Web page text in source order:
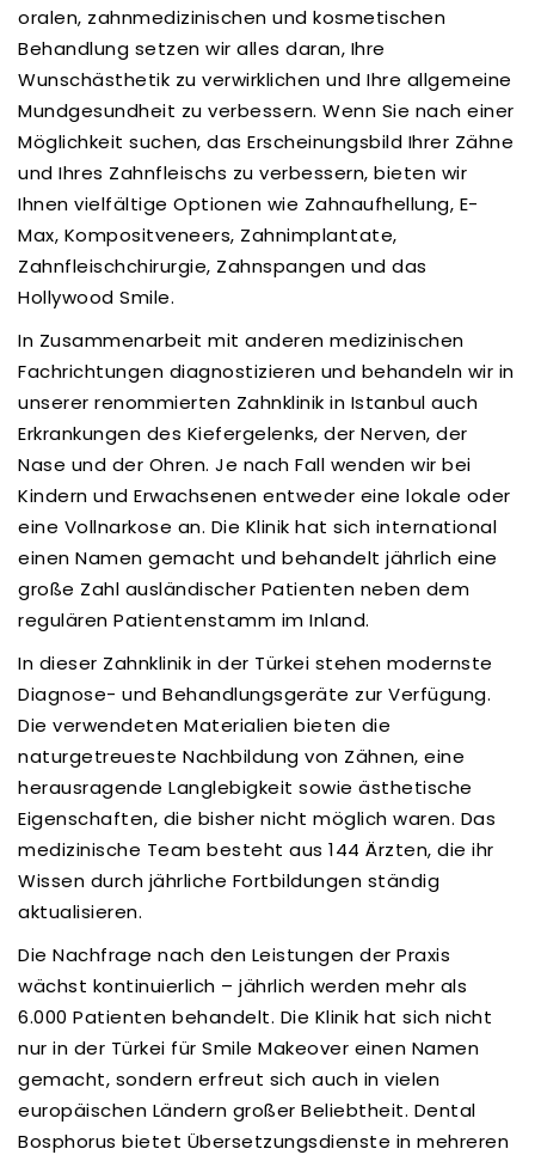
oralen, zahnmedizinischen und kosmetischen
Behandlung setzen wir alles daran, Ihre
Wunschästhetik zu verwirklichen und Ihre allgemeine
Mundgesundheit zu verbessern. Wenn Sie nach einer
Möglichkeit suchen, das Erscheinungsbild Ihrer Zähne
und Ihres Zahnfleischs zu verbessern, bieten wir
Ihnen vielfältige Optionen wie Zahnaufhellung, E-
Max, Kompositveneers, Zahnimplantate,
Zahnfleischchirurgie, Zahnspangen und das
Hollywood Smile.
In Zusammenarbeit mit anderen medizinischen
Fachrichtungen diagnostizieren und behandeln wir in
unserer renommierten Zahnklinik in Istanbul auch
Erkrankungen des Kiefergelenks, der Nerven, der
Nase und der Ohren. Je nach Fall wenden wir bei
Kindern und Erwachsenen entweder eine lokale oder
eine Vollnarkose an. Die Klinik hat sich international
einen Namen gemacht und behandelt jährlich eine
große Zahl ausländischer Patienten neben dem
regulären Patientenstamm im Inland.
In dieser Zahnklinik in der Türkei stehen modernste
Diagnose- und Behandlungsgeräte zur Verfügung.
Die verwendeten Materialien bieten die
naturgetreueste Nachbildung von Zähnen, eine
herausragende Langlebigkeit sowie ästhetische
Eigenschaften, die bisher nicht möglich waren. Das
medizinische Team besteht aus 144 Ärzten, die ihr
Wissen durch jährliche Fortbildungen ständig
aktualisieren.
Die Nachfrage nach den Leistungen der Praxis
wächst kontinuierlich – jährlich werden mehr als
6.000 Patienten behandelt. Die Klinik hat sich nicht
nur in der Türkei für Smile Makeover einen Namen
gemacht, sondern erfreut sich auch in vielen
europäischen Ländern großer Beliebtheit. Dental
Bosphorus bietet Übersetzungsdienste in mehreren